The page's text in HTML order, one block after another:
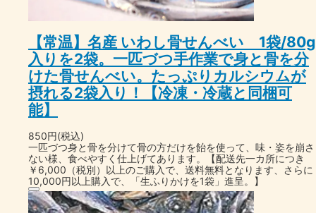
【常温】名産 いわし骨せんべい 1袋/80g
入りを2袋。一匹づつ手作業で身と骨を分
けた骨せんべい。たっぷりカルシウムが
摂れる2袋入り！【冷凍・冷蔵と同梱可
能】
850円(税込)
一匹づつ身と骨を分けて骨の方だけを飴を使って、味・姿を崩さ
ない様、食べやすく仕上げてあります。【配送先一カ所につき
￥6,000（税別）以上のご購入で、送料無料となります、さらに
10,000円以上購入で、「生ふりかけを1袋」進呈。】